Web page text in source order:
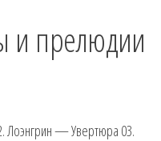
и прелюдии
Лоэнгрин — Увертюра 03.